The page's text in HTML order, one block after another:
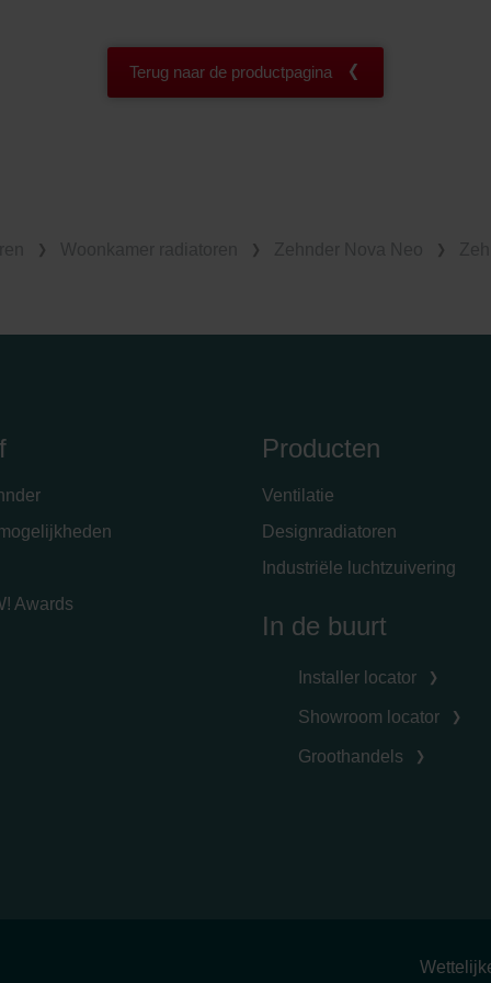
Terug naar de productpagina
Awards
Producten
Ventilatie
Designradiatoren
Industriële luchtzuivering
In de buurt
Installer locator
Showroom locator
Groothandels